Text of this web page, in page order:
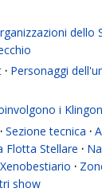
dello
· Personaggi
i Klingon
· Sezione tecnica ·
Flotta Stellare ·
Xenobestiario ·
show